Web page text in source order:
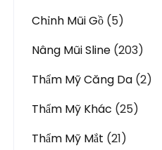
Chỉnh Mũi Gồ (5)
Nâng Mũi Sline (203)
Thẩm Mỹ Căng Da (2)
Thẩm Mỹ Khác (25)
Thẩm Mỹ Mắt (21)